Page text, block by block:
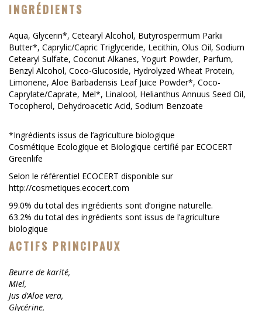
INGRÉDIENTS
Aqua, Glycerin*, Cetearyl Alcohol, Butyrospermum Parkii
Butter*, Caprylic/Capric Triglyceride, Lecithin, Olus Oil, Sodium
Cetearyl Sulfate, Coconut Alkanes, Yogurt Powder, Parfum,
Benzyl Alcohol, Coco-Glucoside, Hydrolyzed Wheat Protein,
Limonene, Aloe Barbadensis Leaf Juice Powder*, Coco-
Caprylate/Caprate, Mel*, Linalool, Helianthus Annuus Seed Oil,
Tocopherol, Dehydroacetic Acid, Sodium Benzoate
*Ingrédients issus de l’agriculture biologique
Cosmétique Ecologique et Biologique certifié par ECOCERT
Greenlife
Selon le référentiel ECOCERT disponible sur
http://cosmetiques.ecocert.com
99.0% du total des ingrédients sont d’origine naturelle.
63.2% du total des ingrédients sont issus de l’agriculture
biologique
ACTIFS PRINCIPAUX
Beurre de karité,
Miel,
Jus d’Aloe vera,
Glycérine,